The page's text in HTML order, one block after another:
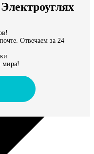
Отвечаем за 24
мира!